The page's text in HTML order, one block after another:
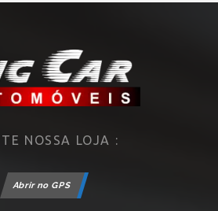
NOSSA LOJA :
Abrir no GPS